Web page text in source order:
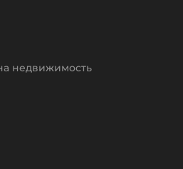
недвижимость